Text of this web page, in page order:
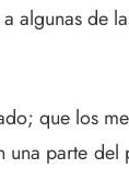
algunas de
que los
parte